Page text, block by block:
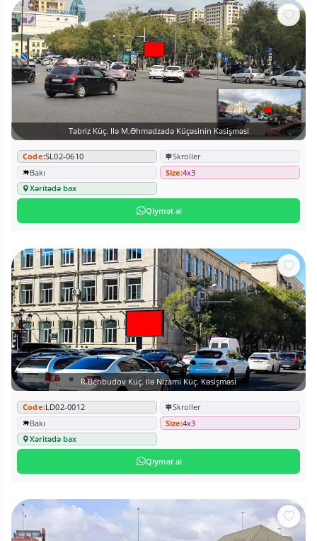
Təbriz Küç. Ilə M.Əhmədzadə Küçəsinin Kəsişməsi
Code:SL02-0610
Skroller
Bakı
Size:4x3
Xəritədə bax
Qiymət al
R.Behbudov Küç. Ilə Nizami Küç. Kəsişməsi
Code:LD02-0012
Skroller
Bakı
Size:4x3
Xəritədə bax
Qiymət al